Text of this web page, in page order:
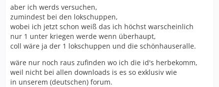
aber ich werds versuchen,
zumindest bei den lokschuppen,
wobei ich jetzt schon weiß das ich höchst warscheinlich
nur 1 unter kriegen werde wenn überhaupt,
coll wäre ja der 1 lokschuppen und die schönhauseralle.
wäre nur noch raus zufinden wo ich die id's herbekomm,
weil nicht bei allen downloads is es so exklusiv wie
in unserem (deutschen) forum.